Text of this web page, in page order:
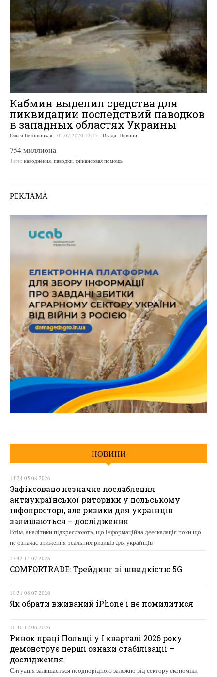
Кабмин выделил средства для
ликвидации последствий паводков
в западных областях Украины
Ольга Белошицкая - 05.07.2020 13:15 - Влада, Новини
754 миллиона
Теги: наводнения, паводки, финансовая помощь
РЕКЛАМА
НОВИНИ
14:24 05.08.2026
Зафіксовано незначне послаблення
антиукраїнської риторики у польському
інфопросторі, але ризики для українців
залишаються – дослідження
Втім, аналітики підкреслюють, що інформаційна деескалація поки що
не означає зниження реальних ризиків для українців
17:42 14.07.2026
COMFORTRADE: Трейдинг зі швидкістю 5G
10:51 08.07.2026
Як обрати вживаний iPhone і не помилитися
10:40 12.06.2026
Ринок праці Польщі у І кварталі 2026 року
демонструє перші ознаки стабілізації –
дослідження
Ситуація залишається неоднорідною залежно від сектору економіки